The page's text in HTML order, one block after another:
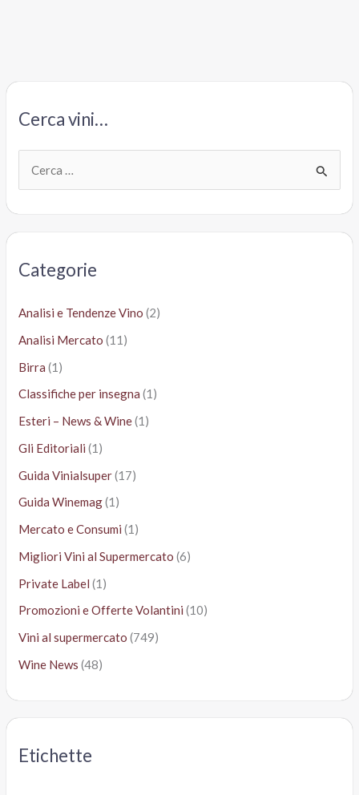
Ecco
Cerca vini…
Categorie
Analisi e Tendenze Vino (2)
Analisi Mercato (11)
Birra (1)
Classifiche per insegna (1)
Esteri – News & Wine(1)
Gli Editoriali (1)
Guida Vinialsuper(17)
Guida Winemag(1)
Mercato e Consumi (1)
Migliori Vini al Supermercato (6)
Private Label (1)
Promozioni e Offerte Volantini (10)
Vini al supermercato (749)
Wine News (48)
Etichette